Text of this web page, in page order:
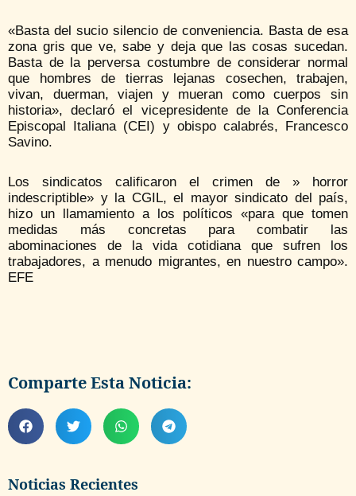
Noticias Recientes
«Basta del sucio silencio de conveniencia. Basta de esa
zona gris que ve, sabe y deja que las cosas sucedan.
Basta de la perversa costumbre de considerar normal
que hombres de tierras lejanas cosechen, trabajen,
vivan, duerman, viajen y mueran como cuerpos sin
historia», declaró el vicepresidente de la Conferencia
Episcopal Italiana (CEI) y obispo calabrés, Francesco
Savino.
Los sindicatos calificaron el crimen de » horror
indescriptible» y la CGIL, el mayor sindicato del país,
hizo un llamamiento a los políticos «para que tomen
medidas más concretas para combatir las
abominaciones de la vida cotidiana que sufren los
trabajadores, a menudo migrantes, en nuestro campo».
EFE
Comparte Esta Noticia: